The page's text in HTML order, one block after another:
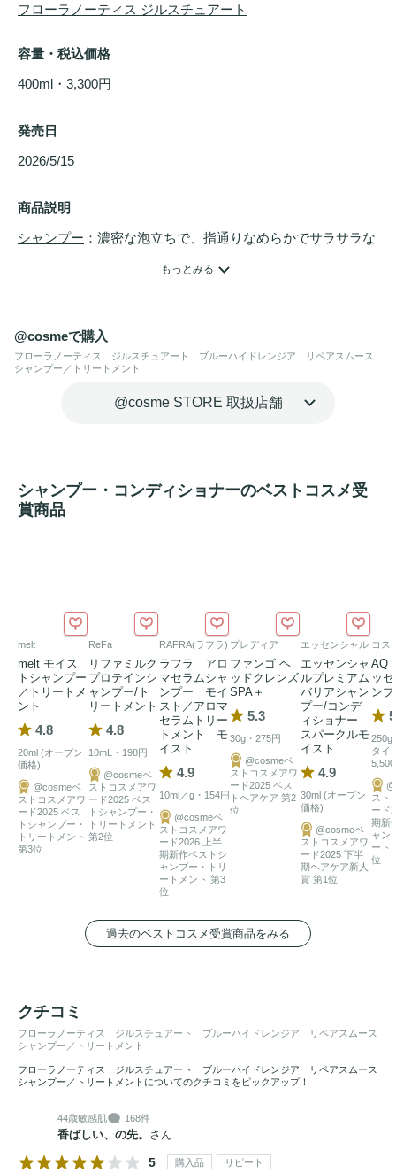
フローラノーティス ジルスチュアート
容量・税込価格
400ml・3,300円
発売日
2026/5/15
商品説明
シャンプー ：濃密な泡立ちで、指通りなめらかでサラサラな
・ふんわり軽いサラサラとした仕上がりと、シルクのような
なめらかな指通りを両立させる処方です。また、植物由来の
洗浄成分が頭皮と髪をいたわりながら、きめ細かく濃密な泡
で包み込み、洗浄します。
・自然由来指数82%※1。モリンガオイルをはじめとしたコ
ールドプレスオイルを厳選し配合した美容オイル仕立て。頭
へ。ブルーハイドレンジアが香り立つ、美容オイル仕立ての
トリートメント。
◆ 商品特長
・ふんわり軽いサラサラとした仕上がりと、シルクのような
なめらかな指通りを両立させる処方です。
・植物由来毛髪補修成分が髪内部まで浸透し、ダメージを補
修。またカラーケア処方により、
ヘアカラーによるダメージ
をケアし、 ツヤのあるきれいな髪色へみちびきます。
・自然由来指数91%※。モリンガオイルをはじめとしたコー
ルドプレスオイルを厳選して配合した美容オイル仕立て。頭
皮と髪に
をあたえ、ツヤ 高く仕上げます。
※ ISO 16128準拠 水を含む
・雨の余韻を感じる澄んだ空気感とみずみずしい甘さで優し
く包み込む、ブルーハイドレンジアの香り。香り立ちがよ
ー、ノンシリコーン、グルテンフリー※2。
※2 グルテン原料不使用（グルテン原料とは、全成分上コム
ギ・オオムギ・ライムギを含む原料です。）
・雨上がりの幻想的なきらめきを想起させる、ブルーハイド
レンジアの花びらを纏わせた限定デザインボトル。
もっとみる
@cosmeで購入
フローラノーティス ジルスチュアート ブルーハイドレンジア リペアスムース
シャンプー／トリートメント
@cosme STORE 取扱店舗
シャンプー・コンディショナーのベストコスメ受
賞商品
melt
melt モイス
トシャンプー
／トリートメ
ント
4.8
20ml (オープン
価格)
@cosmeベ
ストコスメアワ
ード2025 ベス
トシャンプー・
トリートメント
第3位
ReFa
リファミルク
プロテインシ
ャンプー/ト
リートメント
4.8
10mL・198円
@cosmeベ
ストコスメアワ
ード2025 ベス
トシャンプー・
トリートメント
第2位
RAFRA(ラフラ)
ラフラ アロ
マセラムシャ
ンプー モイ
スト／アロマ
セラムトリー
トメント モ
イスト
4.9
10ml／g・154円
@cosmeベ
ストコスメアワ
ード2026 上半
期新作ベストシ
ャンプー・トリ
ートメント 第3
位
プレディア
ファンゴ ヘ
ッドクレンズ
SPA＋
5.3
30g・275円
@cosmeベ
ストコスメアワ
ード2025 ベス
トヘアケア 第2
位
エッセンシャル
エッセンシャ
ルプレミアム
バリアシャン
プー/コンデ
ィショナー
スパークルモ
イスト
4.9
30ml (オープン
価格)
@cosmeベ
ストコスメアワ
ード2025 下半
期ヘアケア新人
賞 第1位
コス
AQ
ッ
ン
250g
タイ
スト
ード
期新
ャン
ート
位
過去のベストコスメ受賞商品をみる
クチコミ
フローラノーティス ジルスチュアート ブルーハイドレンジア リペアスムース
シャンプー／トリートメント
フローラノーティス ジルスチュアート ブルーハイドレンジア リペアスムース
シャンプー／トリートメントについてのクチコミをピックアップ！
44歳敏感肌 168件
香ばしい、の先。 さん
5 購入品 リピート